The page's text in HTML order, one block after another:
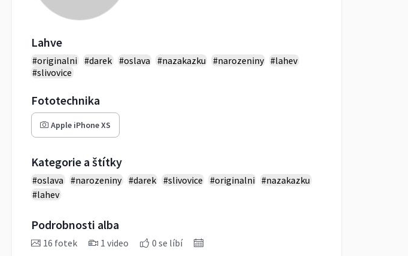
Lahve
#originalni #darek #oslava #nazakazku #narozeniny #lahev
#slivovice
Fototechnika
Apple iPhone XS
Kategorie a štítky
#oslava #narozeniny #darek #slivovice #originalni
#nazakazku
#lahev
Podrobnosti alba
16 fotek 1 video 0 se líbí